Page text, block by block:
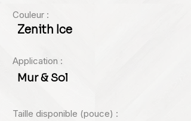
Couleur :
Zenith Ice
Application :
Mur & Sol
Taille disponible (pouce) :